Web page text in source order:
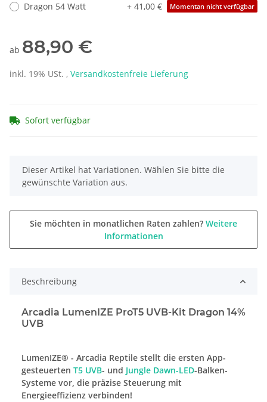
Dragon 54 Watt
+ 41,00 € Momentan nicht verfügbar
ab 88,90 €
inkl. 19% USt. , Versandkostenfreie Lieferung
Sofort verfügbar
x
Dieser Artikel hat Variationen. Wählen Sie bitte die
gewünschte Variation aus.
Sie möchten in monatlichen Raten zahlen? Weitere
Informationen
Beschreibung
Arcadia LumenIZE ProT5 UVB-Kit Dragon 14%
UVB
LumenIZE® - Arcadia Reptile stellt die ersten App-
gesteuerten T5 UVB- und Jungle Dawn-LED-Balken-
Systeme vor, die präzise Steuerung mit
Energieeffizienz verbinden!